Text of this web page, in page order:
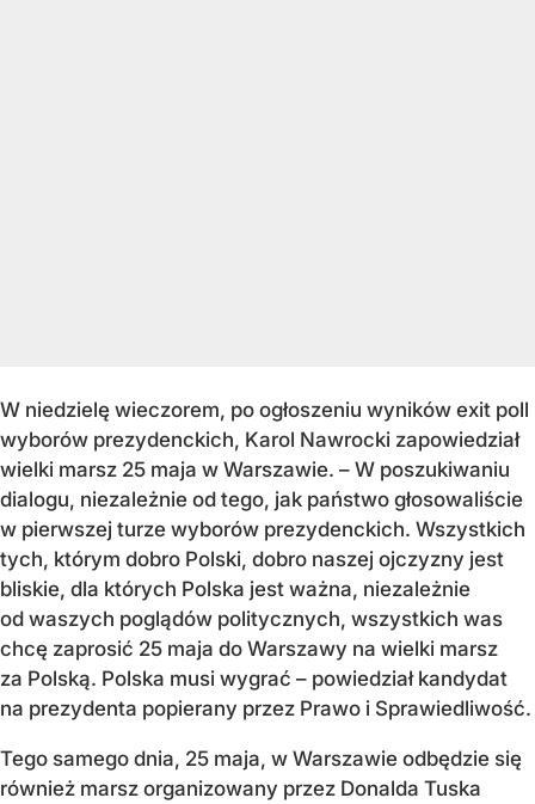
W niedzielę wieczorem, po ogłoszeniu wyników exit poll
wyborów prezydenckich, Karol Nawrocki zapowiedział
wielki marsz 25 maja w Warszawie. – W poszukiwaniu
dialogu, niezależnie od tego, jak państwo głosowaliście
w pierwszej turze wyborów prezydenckich. Wszystkich
tych, którym dobro Polski, dobro naszej ojczyzny jest
bliskie, dla których Polska jest ważna, niezależnie
od waszych poglądów politycznych, wszystkich was
chcę zaprosić 25 maja do Warszawy na wielki marsz
za Polską. Polska musi wygrać – powiedział kandydat
na prezydenta popierany przez Prawo i Sprawiedliwość.
Tego samego dnia, 25 maja, w Warszawie odbędzie się
również marsz organizowany przez Donalda Tuska